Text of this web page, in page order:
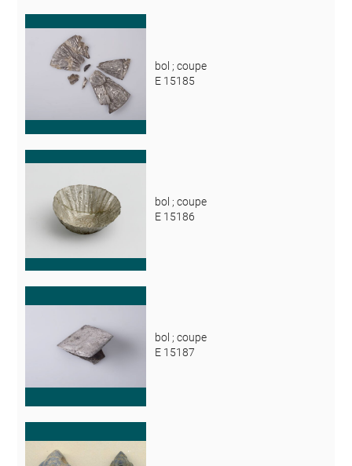
bol ; coupe
E 15185
bol ; coupe
E 15186
bol ; coupe
E 15187